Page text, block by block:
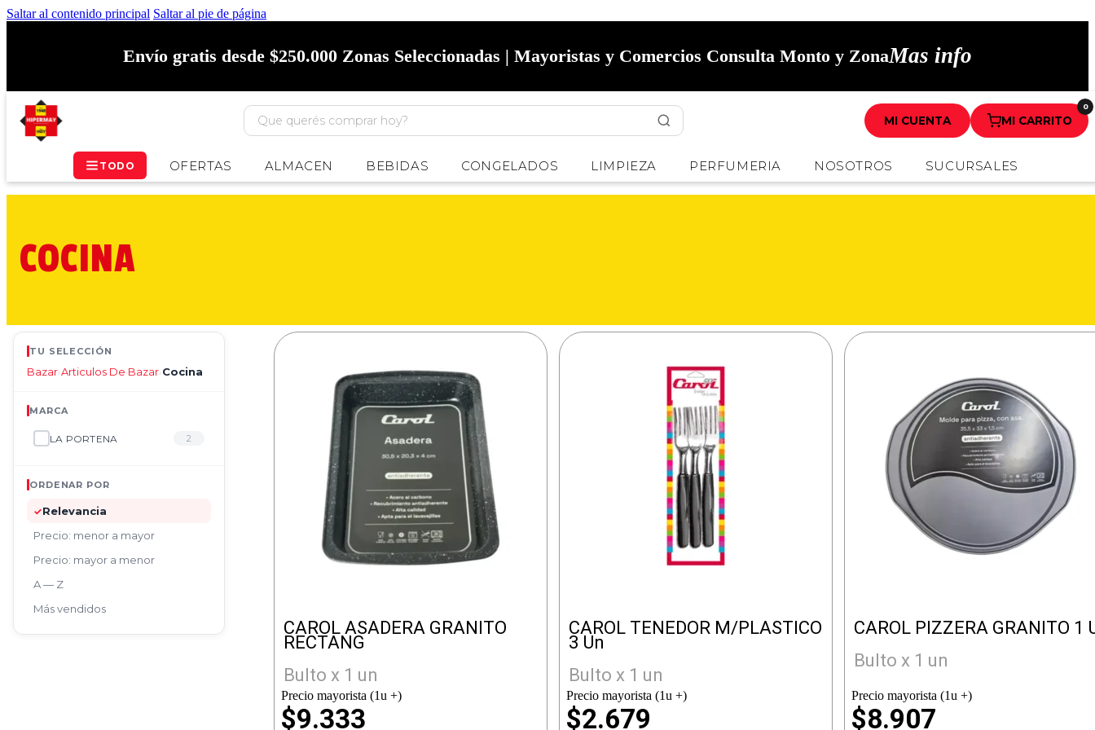
Saltar al contenido principal Saltar al pie de página
Envío gratis desde $250.000 Zonas Seleccionadas | Mayoristas y Comercios Consulta Monto y ZonaMas info
MI CUENTA MI CARRITO
0
TODO OFERTAS ALMACEN BEBIDAS CONGELADOS LIMPIEZA PERFUMERIA NOSOTROS SUCURSALES
COCINA
TU SELECCIÓN
Bazar›Articulos De Bazar›Cocina
MARCA
LA PORTENA 2
ORDENAR POR
✓Relevancia
Precio: menor a mayor
Precio: mayor a menor
A — Z
Más vendidos
CAROL ASADERA GRANITO
RECTANG
Bulto x 1 un
Precio mayorista (1u +)
$9.333
CAROL TENEDOR M/PLASTICO
3 Un
Bulto x 1 un
Precio mayorista (1u +)
$2.679
CAROL PIZZERA GRANITO 1
Bulto x 1 un
Precio mayorista (1u +)
$8.907